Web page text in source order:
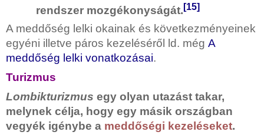
rendszer mozgékonyságát.[15]
A meddőség lelki okainak és következményeinek
egyéni illetve páros kezeléséről ld. még A
meddőség lelki vonatkozásai.
Turizmus
Lombikturizmus egy olyan utazást takar,
melynek célja, hogy egy másik országban
vegyék igénybe a meddőségi kezeléseket.